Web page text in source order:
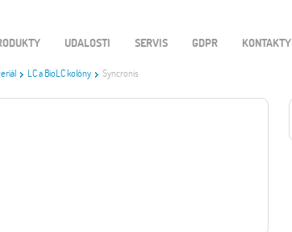
LC a BioLC kolóny Syncronis
UDALOSTI SERVIS GDPR KONTAKTY